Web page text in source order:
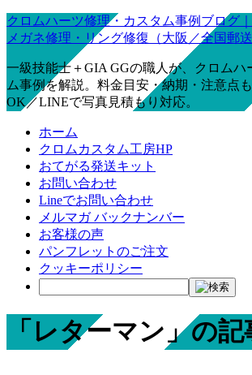
クロムハーツ修理・カスタム事例ブログ
メガネ修理・リング修復（大阪／全国郵送
一級技能士＋GIA GGの職人が、クロムハ
ム事例を解説。料金目安・納期・注意点
OK／LINEで写真見積もり対応。
ホーム
クロムカスタム工房HP
おてがる発送キット
お問い合わせ
Lineでお問い合わせ
メルマガ バックナンバー
お客様の声
パンフレットのご注文
クッキーポリシー
「レターマン」の